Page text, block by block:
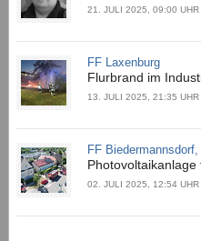
21. JULI 2025, 09:00 UHR
FF Laxenburg
Flurbrand im
13. JULI 2025, 21:35 UHR
FF Biedermannsdorf,
Photovoltaikanlage
02. JULI 2025, 12:54 UHR